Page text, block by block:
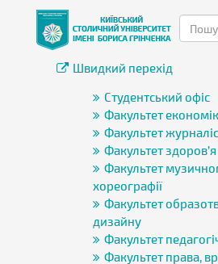
Швидкий перехід
Студентський офіс
Факультет
Факультет
Факультет
Факультет
хореографії
Факультет
дизайну
Факультет
Факультет права,